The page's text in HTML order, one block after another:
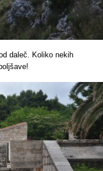
daleč. Koliko nekih